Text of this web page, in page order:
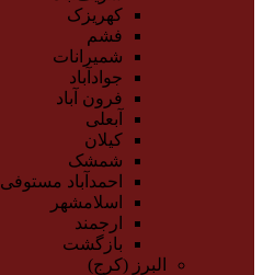
کهریزک
فشم
شمیرانات
جوادآباد
فرون آباد
آبعلی
کیلان
شمشک
احمدآباد مستوفی
اسلامشهر
ارجمند
بازگشت
البرز (کرج)